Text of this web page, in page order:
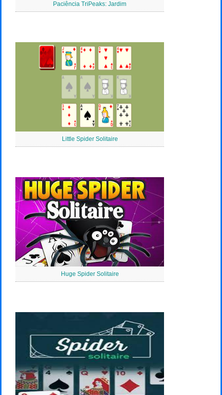
Paciência TriPeaks: Jardim
Little Spider Solitaire
Huge Spider Solitaire